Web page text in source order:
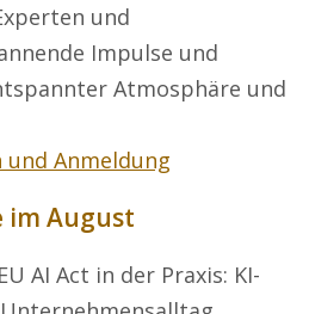
und
Impulse und
Atmosphäre und
Anmeldung
im August
AI Act in der Praxis: KI-